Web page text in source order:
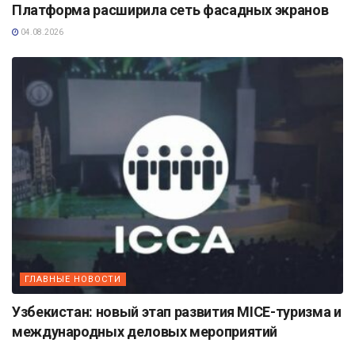
Платформа расширила сеть фасадных экранов
04.08.2026
ГЛАВНЫЕ НОВОСТИ
Узбекистан: новый этап развития MICE-туризма и
международных деловых мероприятий